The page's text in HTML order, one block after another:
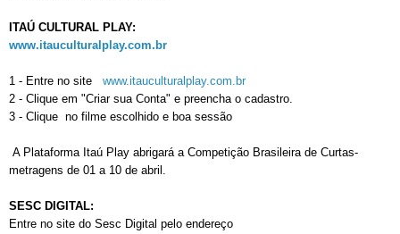
ITAÚ CULTURAL PLAY:
www.itauculturalplay.com.br
1 - Entre no site www.itauculturalplay.com.br
2 - Clique em "Criar sua Conta" e preencha o cadastro.
3 - Clique no filme escolhido e boa sessão
A Plataforma Itaú Play abrigará a Competição Brasileira de Curtas-
metragens de 01 a 10 de abril.
SESC DIGITAL:
Entre no site do Sesc Digital pelo endereço